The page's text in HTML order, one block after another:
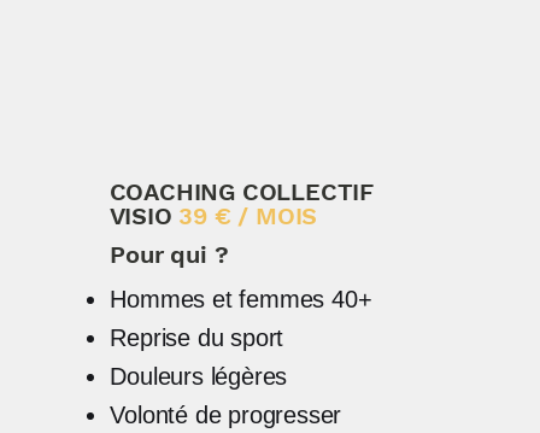
COACHING COLLECTIF
VISIO 39 € / MOIS
Pour qui ?
Hommes et femmes 40+
Reprise du sport
Douleurs légères
Volonté de progresser